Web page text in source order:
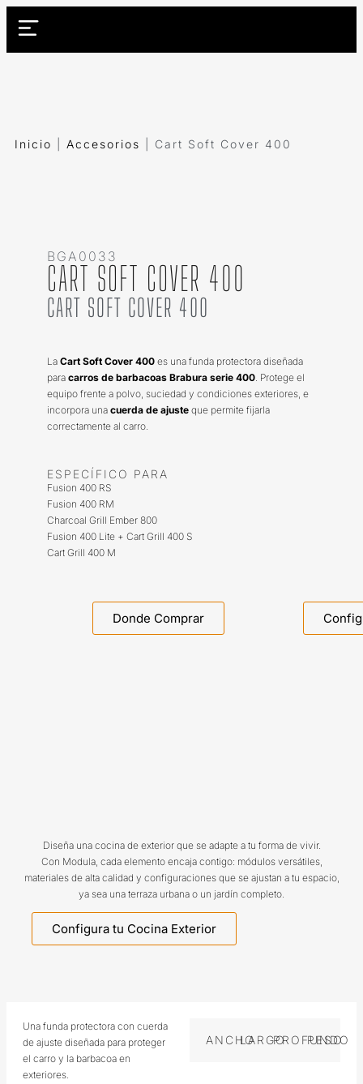
Inicio Accesorios Cart Soft Cover 400
BGA0033
CART SOFT COVER 400
CART SOFT COVER 400
La Cart Soft Cover 400 es una funda protectora diseñada
para carros de barbacoas Brabura serie 400. Protege el
equipo frente a polvo, suciedad y condiciones exteriores, e
incorpora una cuerda de ajuste que permite fijarla
correctamente al carro.
ESPECÍFICO PARA
Fusion 400 RS
Fusion 400 RM
Charcoal Grill Ember 800
Fusion 400 Lite + Cart Grill 400 S
Cart Grill 400 M
Donde Comprar
Diseña una cocina de exterior que se adapte a tu forma de vivir.
Con Modula, cada elemento encaja contigo: módulos versátiles,
materiales de alta calidad y configuraciones que se ajustan a tu espacio,
ya sea una terraza urbana o un jardín completo.
Configura tu Cocina Exterior
Una funda protectora con cuerda
de ajuste diseñada para proteger
el carro y la barbacoa en
exteriores.
ANCHOLARGOPROFUNDO
PESO